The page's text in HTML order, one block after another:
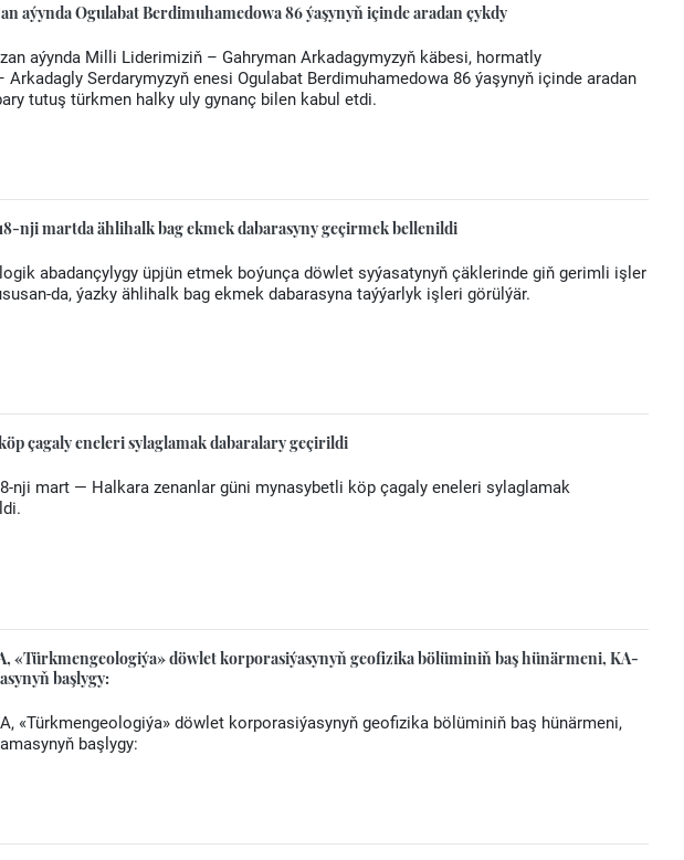
aýynda Ogulabat Berdimuhamedowa 86 ýaşynyň içinde aradan çykdy
aýynda Milli Liderimiziň – Gahryman Arkadagymyzyň käbesi, hormatly
Arkadagly Serdarymyzyň enesi Ogulabat Berdimuhamedowa 86 ýaşynyň içinde aradan
tutuş türkmen halky uly gynanç bilen kabul etdi.
nji martda ählihalk bag ekmek dabarasyny geçirmek bellenildi
abadançylygy üpjün etmek boýunça döwlet syýasatynyň çäklerinde giň gerimli işler
da, ýazky ählihalk bag ekmek dabarasyna taýýarlyk işleri görülýär.
çagaly eneleri sylaglamak dabaralary geçirildi
nji mart — Halkara zenanlar güni mynasybetli köp çagaly eneleri sylaglamak
«Türkmengeologiýa» döwlet korporasiýasynyň geofizika bölüminiň baş hünärmeni, KA-
başlygy:
«Türkmengeologiýa» döwlet korporasiýasynyň geofizika bölüminiň baş hünärmeni,
başlygy: